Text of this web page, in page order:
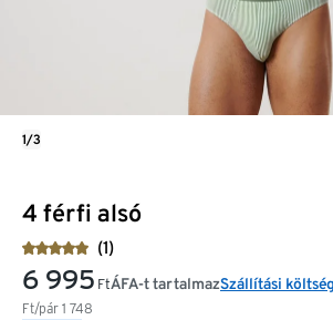
4 férfi alsó
(1)
6 995 Ft
Ft/pár 1 748
ÁFA-t tartalmazSzállítási
1/3